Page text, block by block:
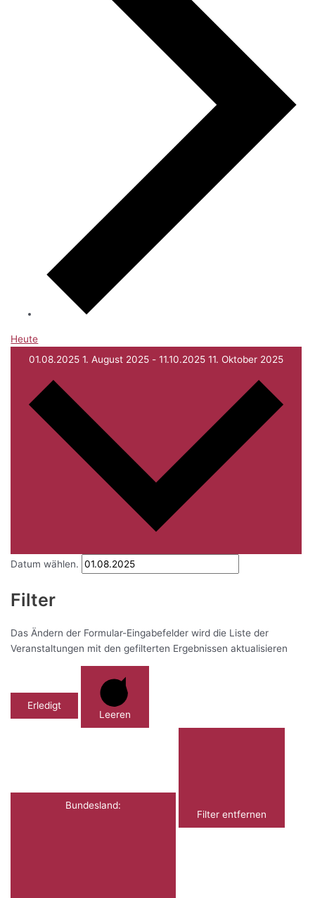
Heute
01.08.20251. August 2025 -11.10.202511. Oktober 2025
Datum wählen.
Filter
Das Ändern der Formular-Eingabefelder wird die Liste der
Veranstaltungen mit den gefilterten Ergebnissen aktualisieren
Erledigt
Leeren
Bundesland:
Filter entfernen